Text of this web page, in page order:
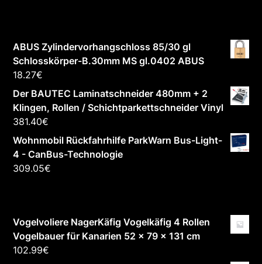
ABUS Zylindervorhangschloss 85/30 gl
Schlosskörper-B.30mm MS gl.0402 ABUS
18.27€
Der BAUTEC Laminatschneider 480mm + 2
Klingen, Rollen / Schichtparkettschneider Vinyl
381.40€
Wohnmobil Rückfahrhilfe ParkWarn Bus-Light-
4 - CanBus-Technologie
309.05€
Vogelvoliere NagerKäfig Vogelkäfig 4 Rollen
Vogelbauer für Kanarien 52 x 79 x 131 cm
102.99€